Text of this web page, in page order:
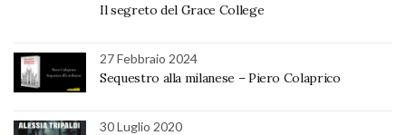
Il segreto del Grace College
27 Febbraio 2024
Sequestro alla milanese – Piero Colaprico
30 Luglio 2020